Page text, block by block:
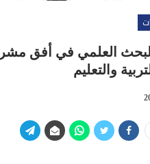
العلمي في أفق
والتعليم